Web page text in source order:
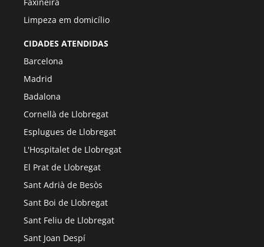
Limpeza em domicílio
CIDADES ATENDIDAS
Barcelona
Madrid
Badalona
Cornellà de Llobregat
Esplugues de Llobregat
L'Hospitalet de Llobregat
El Prat de Llobregat
Sant Adrià de Besòs
Sant Boi de Llobregat
Sant Feliu de Llobregat
Sant Joan Despí